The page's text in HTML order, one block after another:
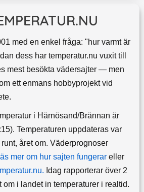
med en enkel fråga: "hur varmt är
dess har temperatur.nu vuxit till
mest besökta vädersajter — men
ett enmans hobbyprojekt vid
i Härnösand/Brännan är
Temperaturen uppdateras var
året om. Väderprognoser
mer om hur sajten fungerareller
Idag rapporterar över 2
om i landet in temperaturer i realtid.